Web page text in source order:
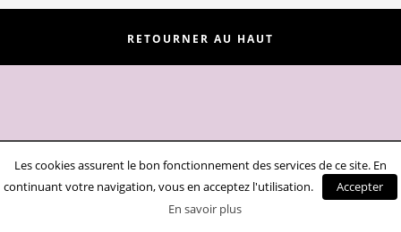
RETOURNER AU HAUT
Les cookies assurent le bon fonctionnement des services de ce site. En
continuant votre navigation, vous en acceptez l'utilisation.
Accepter
En savoir plus